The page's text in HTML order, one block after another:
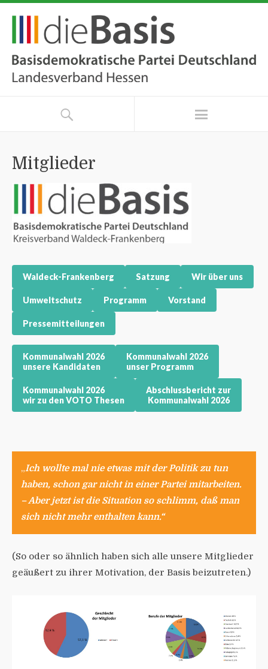
Mitglieder
Waldeck-Frankenberg Satzung Wir über uns
Umweltschutz Programm Vorstand
Pressemitteilungen
Kommunalwahl 2026
unsere Kandidaten
Kommunalwahl 2026
unser Programm
Kommunalwahl 2026
wir zu den VOTO Thesen
Abschlussbericht zur
Kommunalwahl 2026
„Ich wollte mal nie etwas mit der Politik zu tun
haben, schon gar nicht in einer Partei mitarbeiten.
– Aber jetzt ist die Situation so schlimm, daß man
sich nicht mehr enthalten kann.“
(So oder so ähnlich haben sich alle unsere Mitglieder
geäußert zu ihrer Motivation, der Basis beizutreten.)